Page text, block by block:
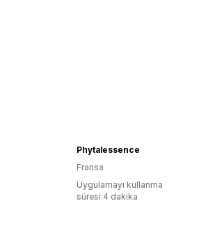
Phytalessence
Fransa
Uygulamayı kullanma
süresi:4 dakika